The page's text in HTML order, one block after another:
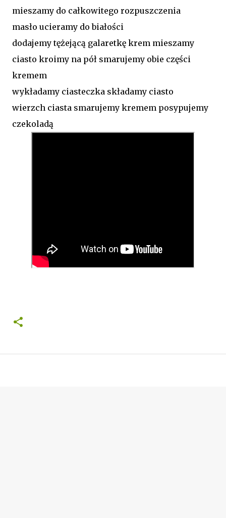
mieszamy do całkowitego rozpuszczenia
masło ucieramy do białości
dodajemy tężejącą galaretkę krem mieszamy
ciasto kroimy na pół smarujemy obie części
kremem
wykładamy ciasteczka składamy ciasto
wierzch ciasta smarujemy kremem posypujemy
czekoladą